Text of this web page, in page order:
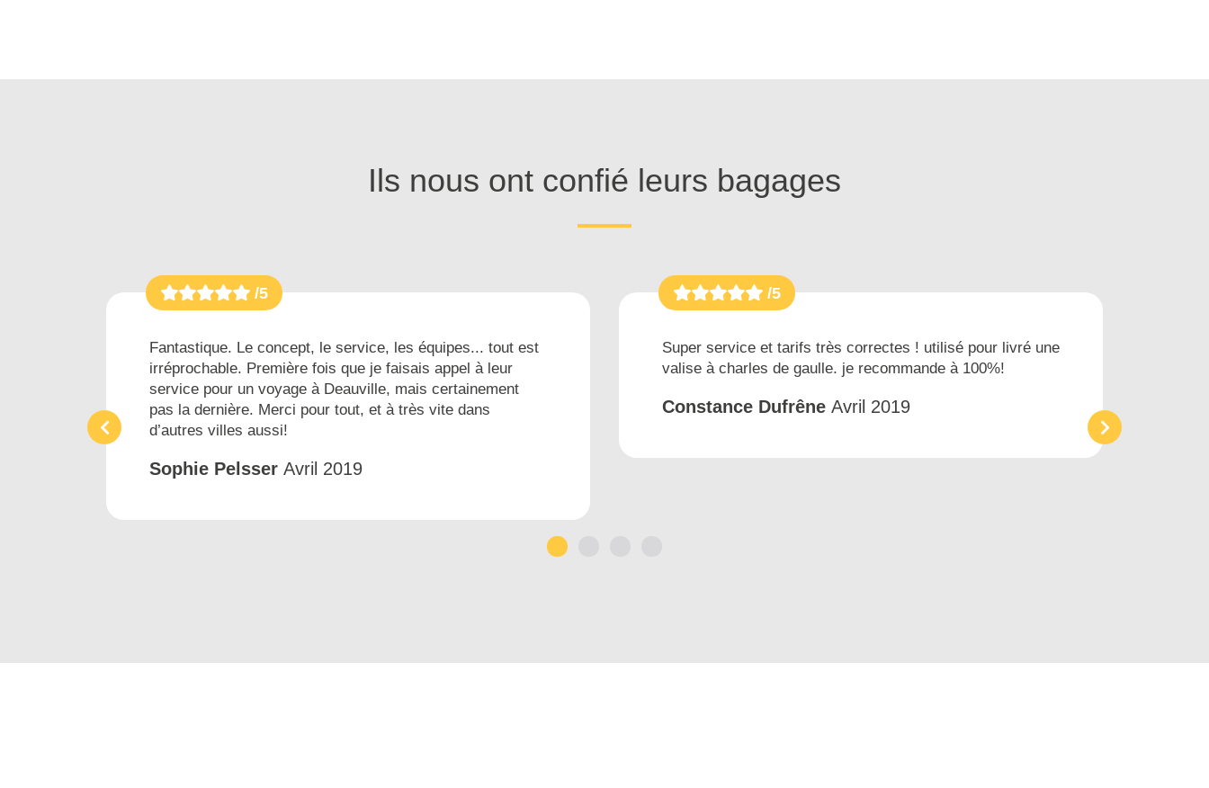
Ils nous ont confié leurs bagages
/5
Fantastique. Le concept, le service, les équipes... tout est
irréprochable. Première fois que je faisais appel à leur
service pour un voyage à Deauville, mais certainement
pas la dernière. Merci pour tout, et à très vite dans
d’autres villes aussi!
Sophie Pelsser Avril 2019
/5
Super service et tarifs très correctes ! utilisé pour livré une
valise à charles de gaulle. je recommande à 100%!
Constance Dufrêne Avril 2019